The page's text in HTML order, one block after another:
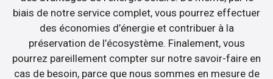
biais de notre service complet, vous pourrez effectuer
des économies d’énergie et contribuer à la
préservation de l’écosystème. Finalement, vous
pourrez pareillement compter sur notre savoir-faire en
cas de besoin, parce que nous sommes en mesure de